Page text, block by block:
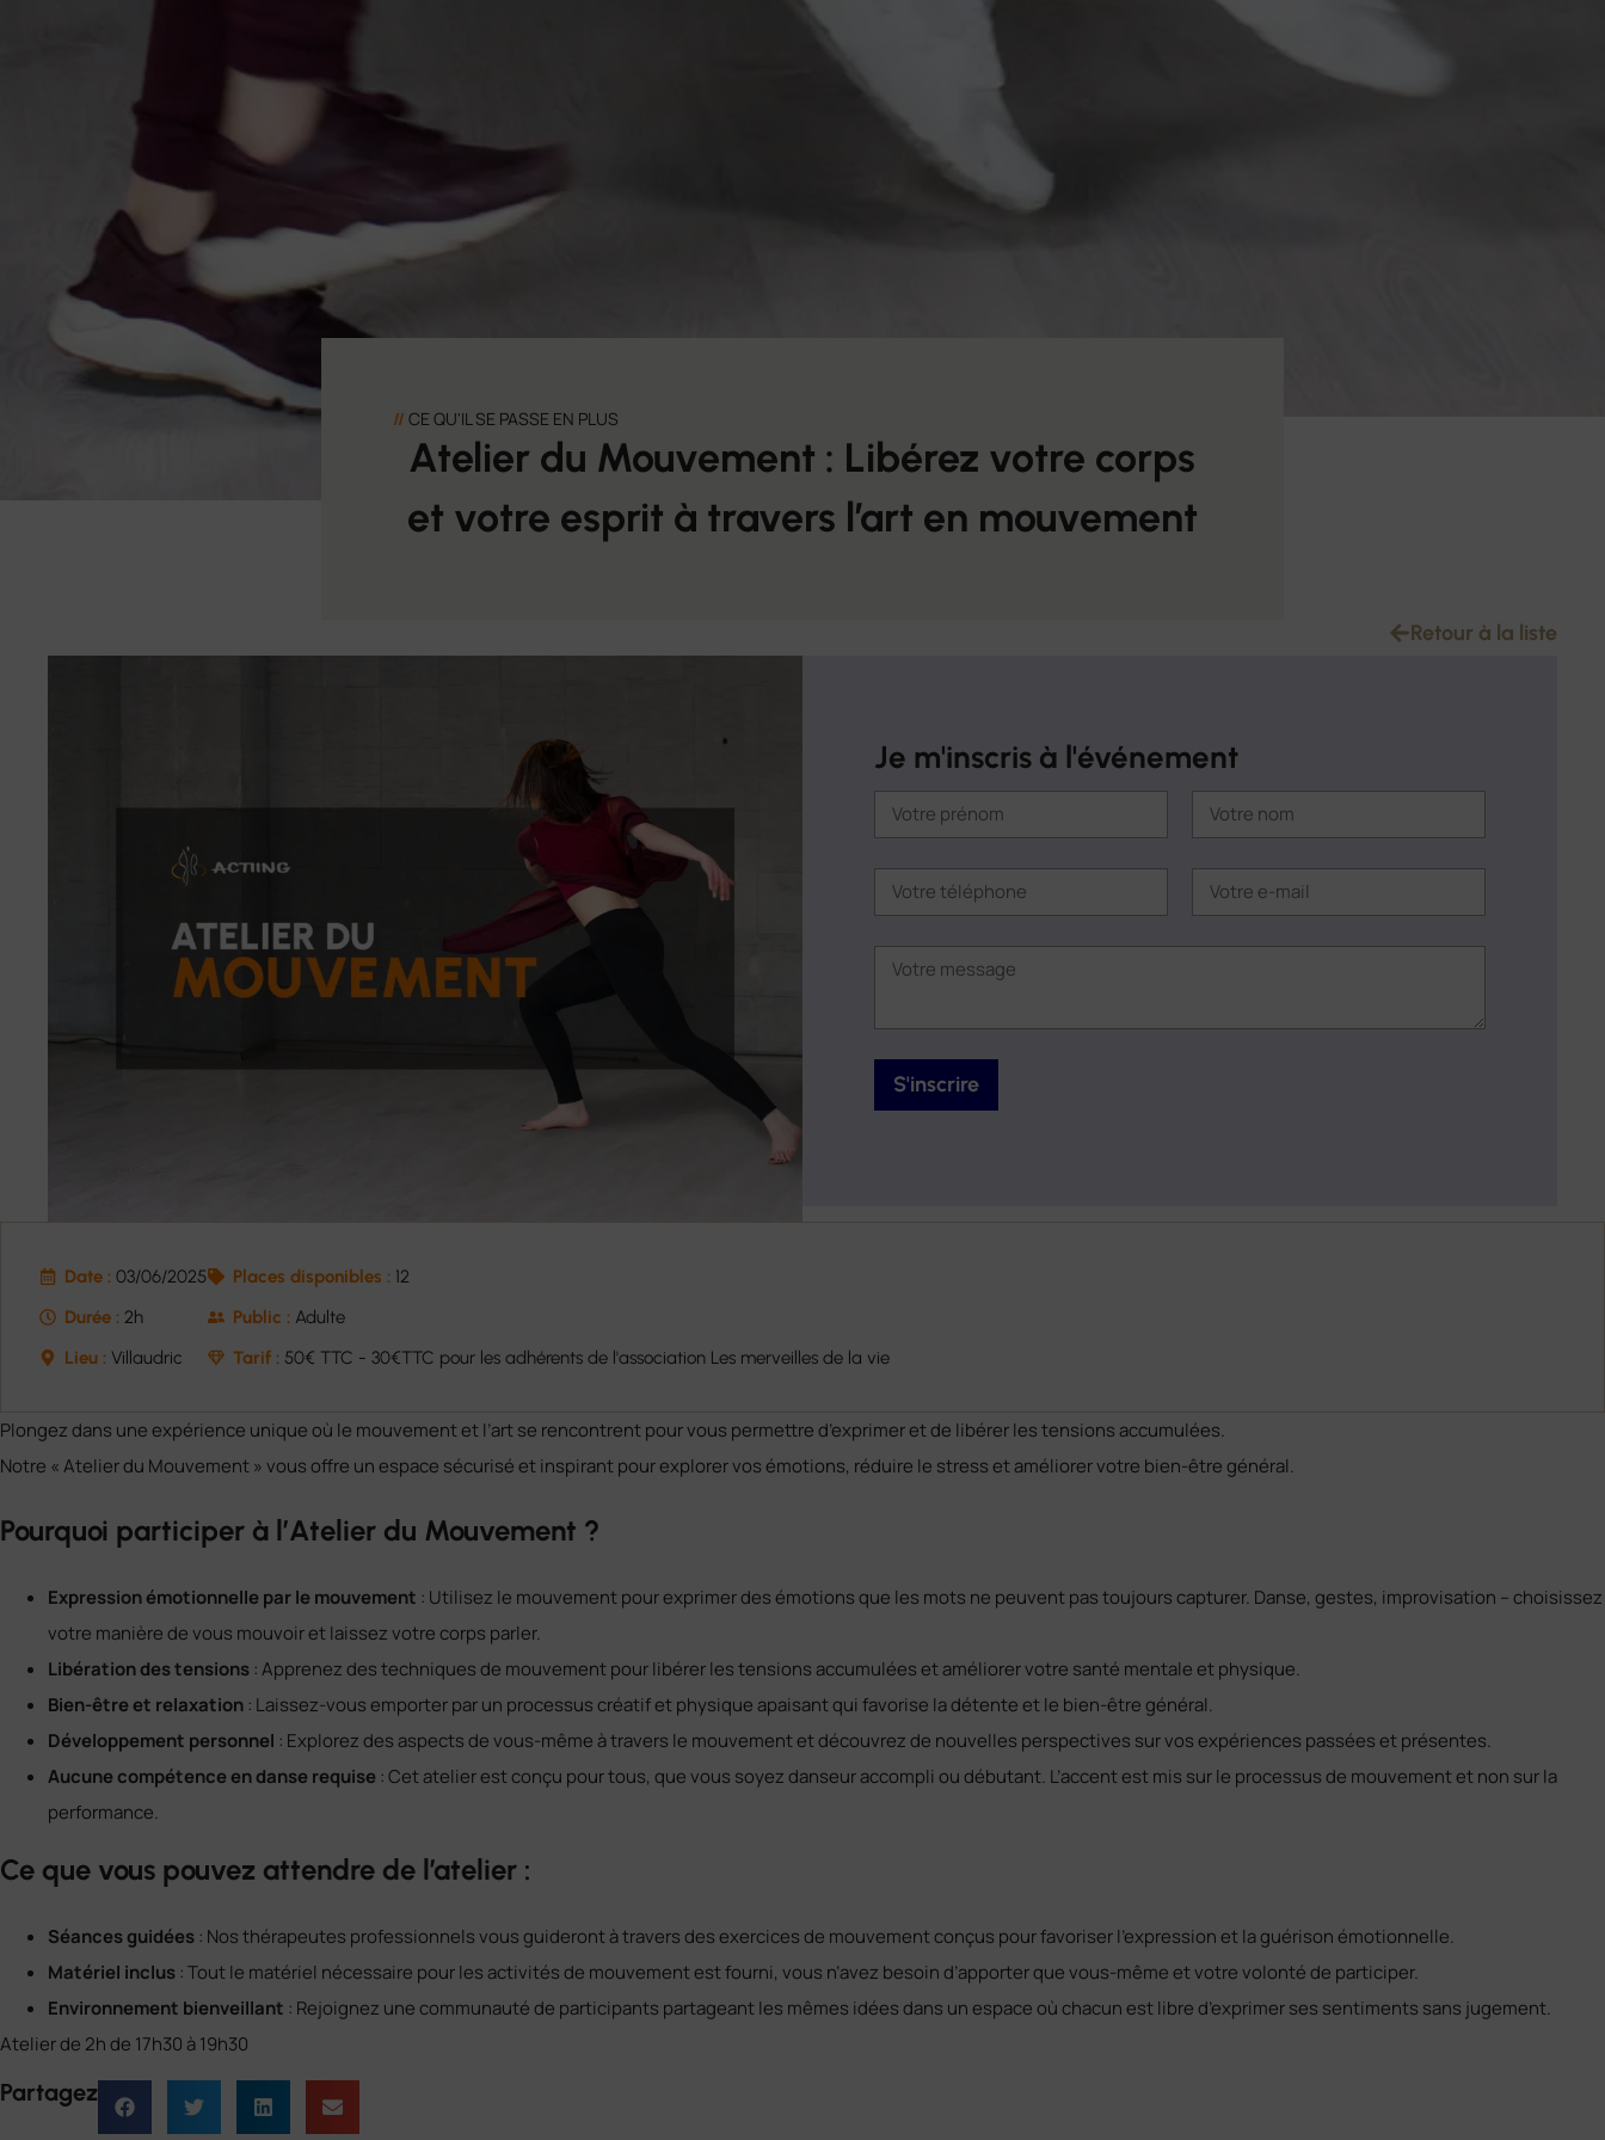
// CE QU'IL SE PASSE EN PLUS
Atelier du Mouvement : Libérez votre corps
et votre esprit à travers l’art en mouvement
Retour à la liste
Je m'inscris à l'événement
S'inscrire
Date : 03/06/2025
Durée : 2h
Lieu : Villaudric
Places disponibles : 12
Public : Adulte
Tarif : 50€ TTC - 30€TTC pour les adhérents de l'association Les merveilles de la vie
Plongez dans une expérience unique où le mouvement et l’art se rencontrent pour vous permettre d’exprimer et de libérer les tensions accumulées.
Notre « Atelier du Mouvement » vous offre un espace sécurisé et inspirant pour explorer vos émotions, réduire le stress et améliorer votre bien-être général.
Pourquoi participer à l’Atelier du Mouvement ?
Expression émotionnelle par le mouvement : Utilisez le mouvement pour exprimer des émotions que les mots ne peuvent pas toujours capturer. Danse, gestes, improvisation – choisissez
votre manière de vous mouvoir et laissez votre corps parler.
Libération des tensions : Apprenez des techniques de mouvement pour libérer les tensions accumulées et améliorer votre santé mentale et physique.
Bien-être et relaxation : Laissez-vous emporter par un processus créatif et physique apaisant qui favorise la détente et le bien-être général.
Développement personnel : Explorez des aspects de vous-même à travers le mouvement et découvrez de nouvelles perspectives sur vos expériences passées et présentes.
Aucune compétence en danse requise : Cet atelier est conçu pour tous, que vous soyez danseur accompli ou débutant. L’accent est mis sur le processus de mouvement et non sur la
performance.
Ce que vous pouvez attendre de l’atelier :
Séances guidées : Nos thérapeutes professionnels vous guideront à travers des exercices de mouvement conçus pour favoriser l’expression et la guérison émotionnelle.
Matériel inclus : Tout le matériel nécessaire pour les activités de mouvement est fourni, vous n’avez besoin d’apporter que vous-même et votre volonté de participer.
Environnement bienveillant : Rejoignez une communauté de participants partageant les mêmes idées dans un espace où chacun est libre d’exprimer ses sentiments sans jugement.
Atelier de 2h de 17h30 à 19h30
Partagez